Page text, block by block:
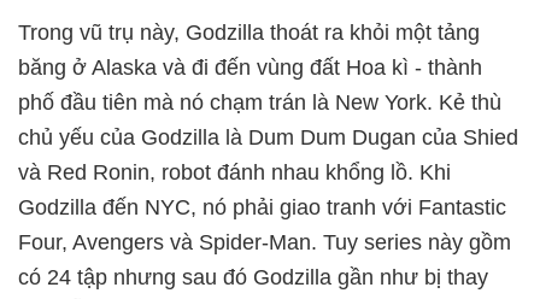
Trong vũ trụ này, Godzilla thoát ra khỏi một tảng
băng ở Alaska và đi đến vùng đất Hoa kì - thành
phố đầu tiên mà nó chạm trán là New York. Kẻ thù
chủ yếu của Godzilla là Dum Dum Dugan của Shied
và Red Ronin, robot đánh nhau khổng lồ. Khi
Godzilla đến NYC, nó phải giao tranh với Fantastic
Four, Avengers và Spider-Man. Tuy series này gồm
có 24 tập nhưng sau đó Godzilla gần như bị thay